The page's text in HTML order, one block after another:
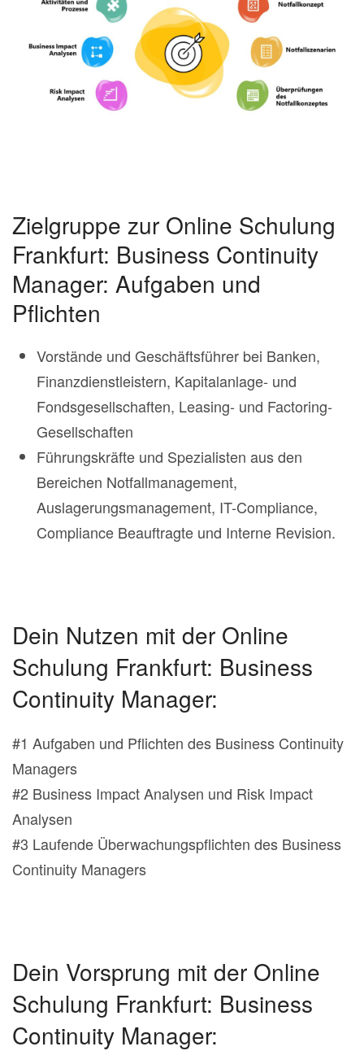
Zielgruppe zur Online Schulung
Frankfurt: Business Continuity
Manager: Aufgaben und
Pflichten
Vorstände und Geschäftsführer bei Banken,
Finanzdienstleistern, Kapitalanlage- und
Fondsgesellschaften, Leasing- und Factoring-
Gesellschaften
Führungskräfte und Spezialisten aus den
Bereichen Notfallmanagement,
Auslagerungsmanagement, IT-Compliance,
Compliance Beauftragte und Interne Revision.
Dein Nutzen mit der Online
Schulung Frankfurt: Business
Continuity Manager:
#1 Aufgaben und Pflichten des Business Continuity
Managers
#2 Business Impact Analysen und Risk Impact
Analysen
#3 Laufende Überwachungspflichten des Business
Continuity Managers
Dein Vorsprung mit der Online
Schulung Frankfurt: Business
Continuity Manager: